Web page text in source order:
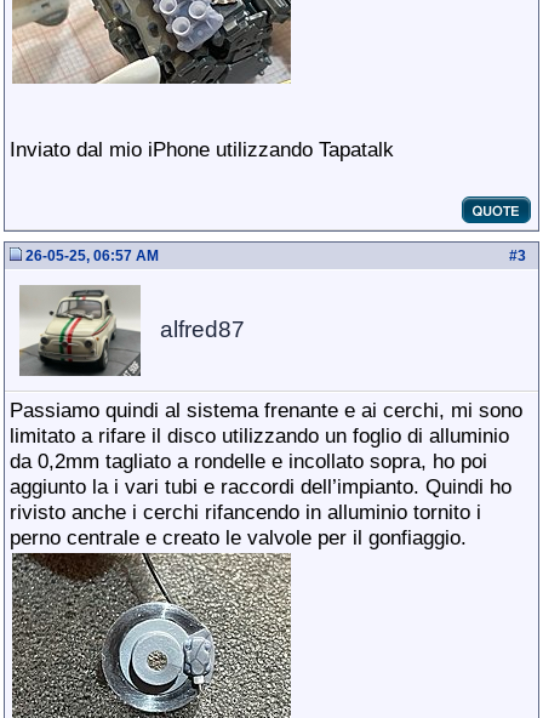
Inviato dal mio iPhone utilizzando Tapatalk
#3
26-05-25, 06:57 AM
alfred87
Passiamo quindi al sistema frenante e ai cerchi, mi sono
limitato a rifare il disco utilizzando un foglio di alluminio
da 0,2mm tagliato a rondelle e incollato sopra, ho poi
aggiunto la i vari tubi e raccordi dell’impianto. Quindi ho
rivisto anche i cerchi rifancendo in alluminio tornito i
perno centrale e creato le valvole per il gonfiaggio.